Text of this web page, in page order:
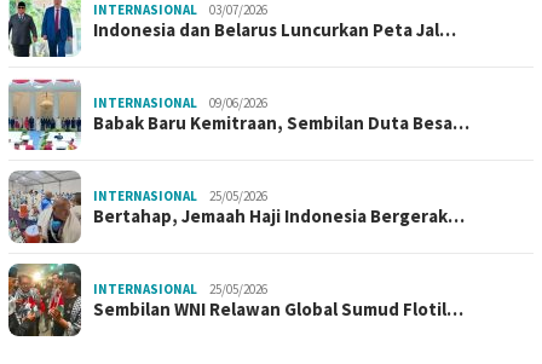
INTERNASIONAL 03/07/2026
Indonesia dan Belarus Luncurkan Peta Jal…
INTERNASIONAL 09/06/2026
Babak Baru Kemitraan, Sembilan Duta Besa…
INTERNASIONAL 25/05/2026
Bertahap, Jemaah Haji Indonesia Bergerak…
INTERNASIONAL 25/05/2026
Sembilan WNI Relawan Global Sumud Flotil…